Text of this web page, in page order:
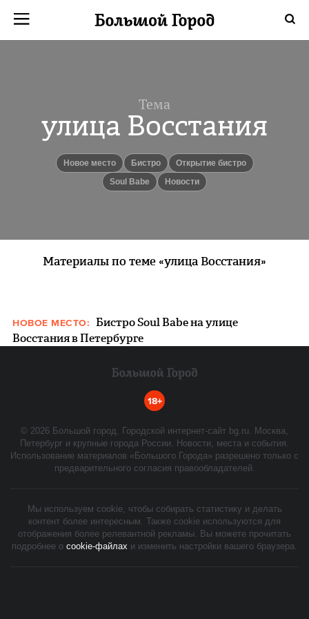
Тема
улица Восстания
Новое место бистро
открытие бистро
Soul Babe
новости
Материалы по теме «улица Восстания»
НОВОЕ МЕСТО: Бистро Soul Babe на улице
Восстания в Петербурге
18+
© 2026 Большой город. Городской интернет-сайт bg.ru. Москва,
Петербург и крупные города России. Новости, места и события.
Использование материалов «Большого Города» разрешено только с
предварительного согласия правообладателей.
Мы используем cookie, чтобы собирать статистику и делать
контент более интересным. Также cookie используются для
отображения более релевантной рекламы. Вы можете прочитать
подробнее о cookie-файлах и изменить настройки вашего браузера.